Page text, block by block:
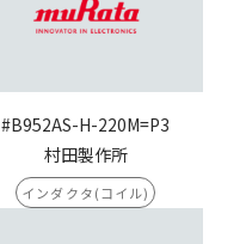
#B952AS-H-220M=P3
村田製作所
インダクタ(コイル)